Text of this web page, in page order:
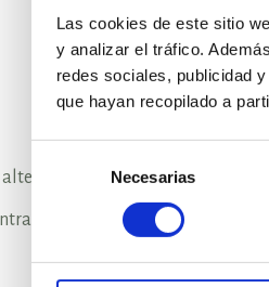
Las cookies de este sitio
y analizar el tráfico.
redes sociales, publicidad
que hayan recopilado a
de
consentimiento
Necesarias
alternativa con una franquicia de
por la puerta grande y abre